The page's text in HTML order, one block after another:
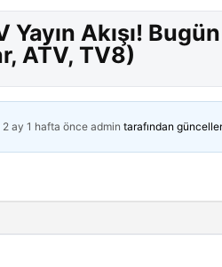
Akışı!
ATV, TV8)
2 ay 1 hafta önce admin tarafından